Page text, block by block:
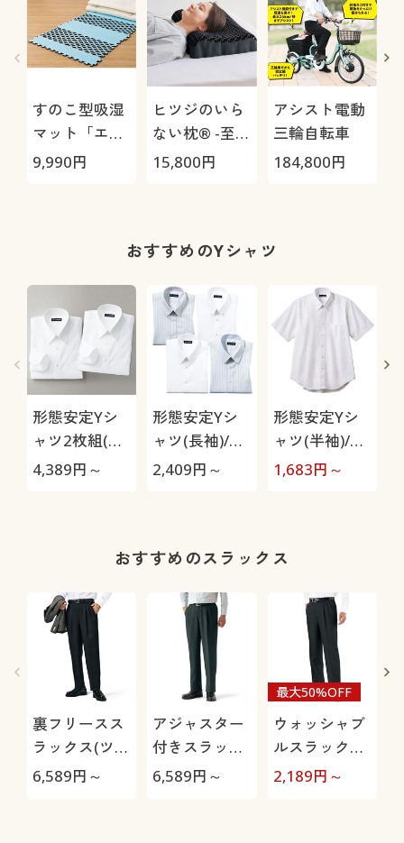
すのこ型吸湿
マット「エア
ージョブ®」
9,990円
ヒツジのいら
ない枕® -至
極-
15,800円
アシスト電動
三輪自転車
184,800円
おすすめのYシャツ
形態安定Yシ
ャツ2枚組(長
袖)/出張・洗
4,389円～
形態安定Yシ
ャツ(長袖)/出
張・洗い替え
2,409円～
形態安定Yシ
ャツ(半袖)/出
張・洗い替え
1,683円～
おすすめのスラックス
裏フリースス
ラックス(ツー
タック)/洗濯
6,589円～
アジャスター
付きスラック
ス(ツータッ
6,589円～
ウォッシャブ
ルスラックス
(ツータック)
最大50%OFF
2,189円～